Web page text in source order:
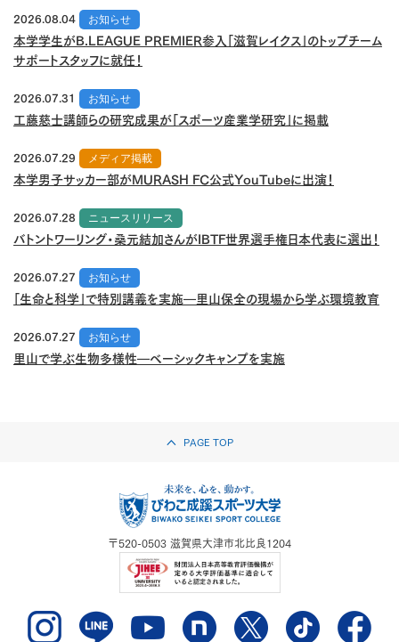
2026.08.04
お知らせ
本学学生がB.LEAGUE PREMIER参入「滋賀レイクス」のトップチーム
サポートスタッフに就任！
2026.07.31
お知らせ
工藤慈士講師らの研究成果が「スポーツ産業学研究」に掲載
2026.07.29
メディア掲載
本学男子サッカー部がMURASH FC公式YouTubeに出演！
2026.07.28
ニュースリリース
バトントワーリング・桑元結加さんがIBTF世界選手権日本代表に選出！
2026.07.27
お知らせ
「生命と科学」で特別講義を実施―里山保全の現場から学ぶ環境教育
2026.07.27
お知らせ
里山で学ぶ生物多様性―ベーシックキャンプを実施
PAGE TOP
〒520-0503 滋賀県大津市北比良1204